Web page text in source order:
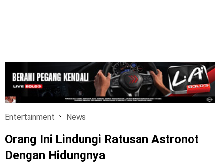
Entertainment News
Orang Ini Lindungi Ratusan Astronot
Dengan Hidungnya